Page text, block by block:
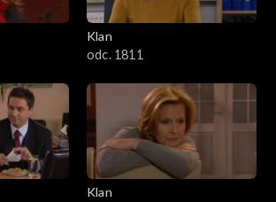
Klan
odc. 1811
Klan